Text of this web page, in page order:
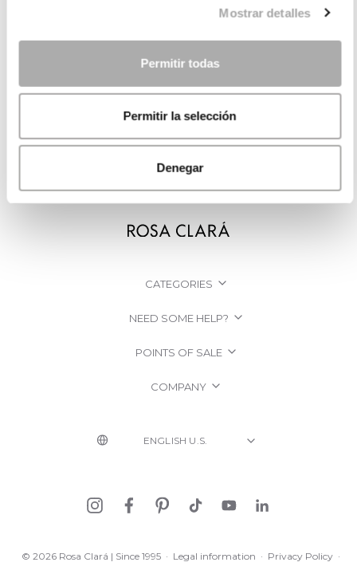
Mostrar detalles
Permitir todas
Permitir la selección
Denegar
CATEGORIES
NEED SOME HELP?
POINTS OF SALE
COMPANY
© 2026 Rosa Clará | Since 1995 · Legal information · Privacy Policy ·